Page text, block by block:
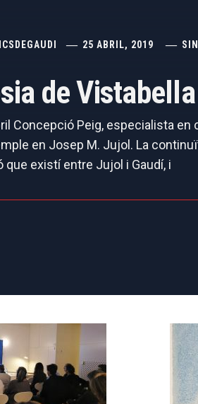
25 ABRIL, 2019
de
Concepció Peig, especialista
en Josep M. Jujol. La
que existí entre Jujol i Gaudí, i